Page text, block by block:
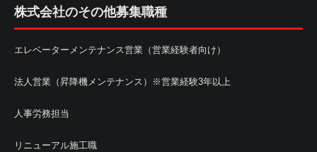
株式会社のその他募集職種
エレベーターメンテナンス営業（営業経験者向け）
法人営業（昇降機メンテナンス）※営業経験3年以上
人事労務担当
リニューアル施工職